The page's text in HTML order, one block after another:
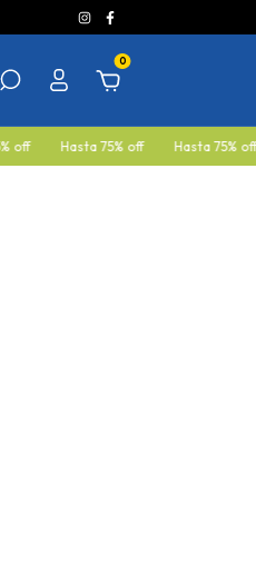
0
Hasta 75% off Hasta 75% off